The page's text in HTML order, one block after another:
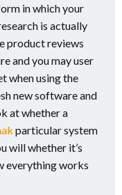
in which your
is actually
product reviews
and you may user
when using the
new software and
at whether a
particular system
will whether it’s
everything works